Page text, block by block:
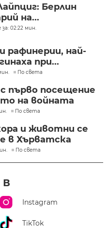
Берлин
на...
02:22 мин.
рафинерии, най-
при...
По света
първо посещение
на войната
По света
и животни се
в Хърватска
По света
В
Instagram
TikTok